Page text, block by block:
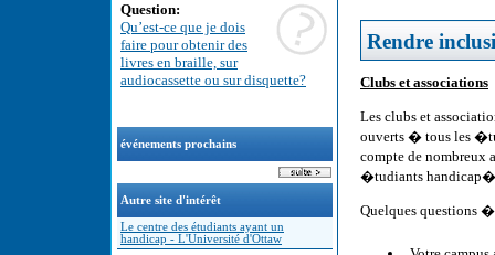
Question:
Qu’est-ce que je dois
faire pour obtenir des
livres en braille, sur
audiocassette ou sur disquette?
événements prochains
Autre site d'intérêt
Le centre des étudiants ayant un
handicap - L'Université d'Ottaw
Rendre
Clubs et associations
Les clubs et
ouverts � tous les
compte de nombreux
�tudiants
Quelques questions